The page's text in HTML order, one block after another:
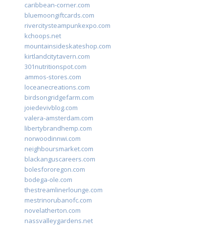
caribbean-corner.com
bluemoongiftcards.com
rivercitysteampunkexpo.com
kchoops.net
mountainsideskateshop.com
kirtlandcitytavern.com
301nutritionspot.com
ammos-stores.com
loceanecreations.com
birdsongridgefarm.com
joiedevivblog.com
valera-amsterdam.com
libertybrandhemp.com
norwoodinnwi.com
neighboursmarket.com
blackanguscareers.com
bolesfororegon.com
bodega-ole.com
thestreamlinerlounge.com
mestrinorubanofc.com
novelatherton.com
nassvalleygardens.net